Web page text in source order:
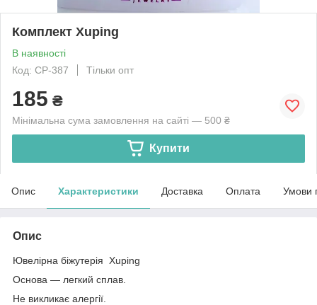
Комплект Xuping
В наявності
Код: CP-387
Тільки опт
185 ₴
Мінімальна сума замовлення на сайті — 500 ₴
Купити
Опис Характеристики Доставка Оплата Умови
Опис
Ювелірна біжутерія Xuping
Основа — легкий сплав.
Не викликає алергії.